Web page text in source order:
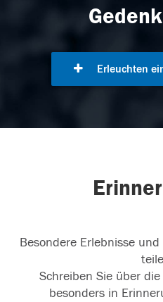
Erleuchten
Besondere Erlebnisse
Schreiben Sie über
besonders in